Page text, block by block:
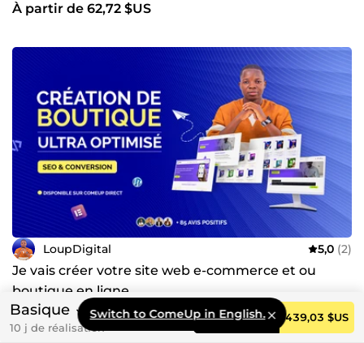
Basique
10 j de réalisation
Commander 439,03 $US
À partir de 62,72 $US
LoupDigital 5,0 (2)
Je vais créer votre site web e-commerce et ou
boutique en ligne
À partir de 1 248,11 $USSwitch to ComeUp in English.